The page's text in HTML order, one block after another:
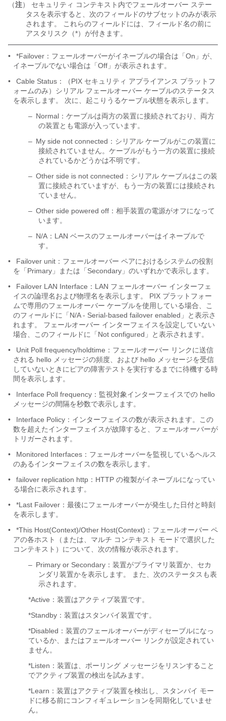
（注） セキュリティ コンテキスト内でフェールオーバー ステー
タスを表示すると、次のフィールドのサブセットのみが表示
されます。 これらのフィールドには、フィールド名の前に
アスタリスク（*）が付きます。
•
*Failover：フェールオーバーがイネーブルの場合は「On」が、
イネーブルでない場合は「Off」が表示されます。
•
Cable Status：（PIX セキュリティ アプライアンス プラットフ
ォームのみ）シリアル フェールオーバー ケーブルのステータス
を表示します。 次に、起こりうるケーブル状態を表示します。
– Normal：ケーブルは両方の装置に接続されており、両方
の装置とも電源が入っています。
– My side not connected：シリアル ケーブルがこの装置に
接続されていません。ケーブルがもう一方の装置に接続
されているかどうかは不明です。
– Other side is not connected：シリアル ケーブルはこの装
置に接続されていますが、もう一方の装置には接続され
ていません。
– Other side powered off：相手装置の電源がオフになって
います。
– N/A：LAN ベースのフェールオーバーはイネーブルで
す。
•
Failover unit：フェールオーバー ペアにおけるシステムの役割
を「Primary」または「Secondary」のいずれかで表示します。
•
Failover LAN Interface：LAN フェールオーバー インターフェ
イスの論理名および物理名を表示します。 PIX プラットフォー
ムで専用のフェールオーバー ケーブルを使用している場合、こ
のフィールドに「N/A - Serial-based failover enabled」と表示さ
れます。 フェールオーバー インターフェイスを設定していない
場合、このフィールドに「Not configured」と表示されます。
•
Unit Poll frequency/holdtime：フェールオーバー リンクに送信
される hello メッセージの頻度、および hello メッセージを受信
していないときにピアの障害テストを実行するまでに待機する時
間を表示します。
•
Interface Poll frequency：監視対象インターフェイスでの hello
メッセージの間隔を秒数で表示します。
•
Interface Policy：インターフェイスの数が表示されます。この
数を超えたインターフェイスが故障すると、フェールオーバーが
トリガーされます。
•
Monitored Interfaces：フェールオーバーを監視しているヘルス
のあるインターフェイスの数を表示します。
•
failover replication http：HTTP の複製がイネーブルになってい
る場合に表示されます。
•
*Last Failover：最後にフェールオーバーが発生した日付と時刻
を表示します。
•
*This Host(Context)/Other Host(Context)：フェールオーバー ペ
アの各ホスト（または、マルチ コンテキスト モードで選択した
コンテキスト）について、次の情報が表示されます。
– Primary or Secondary：装置がプライマリ装置か、セカ
ンダリ装置かを表示します。 また、次のステータスも表
示されます。
*Active：装置はアクティブ装置です。
*Standby：装置はスタンバイ装置です。
*Disabled：装置のフェールオーバーがディセーブルになっ
ているか、またはフェールオーバー リンクが設定されてい
ません。
*Listen：装置は、ポーリング メッセージをリスンすること
でアクティブ装置の検出を試みます。
*Learn：装置はアクティブ装置を検出し、スタンバイ モー
ドに移る前にコンフィギュレーションを同期化していませ
ん。